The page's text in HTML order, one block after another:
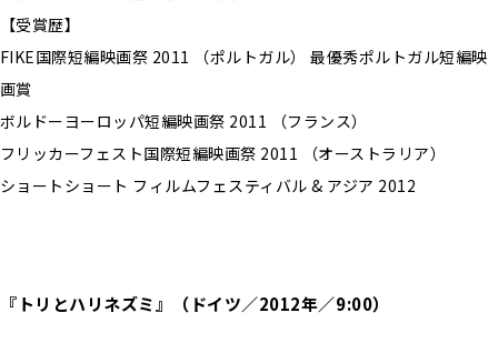
【受賞歴】
FIKE国際短編映画祭 2011 （ポルトガル） 最優秀ポルトガル短編映
画賞
ボルドーヨーロッパ短編映画祭 2011 （フランス）
フリッカーフェスト国際短編映画祭 2011 （オーストラリア）
ショートショート フィルムフェスティバル & アジア 2012
『トリとハリネズミ』（ドイツ／2012年／9:00）